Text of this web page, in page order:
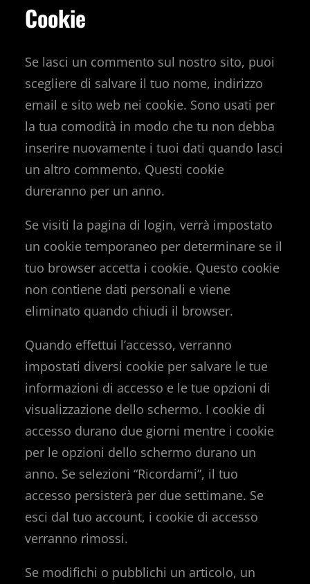
Cookie
Se lasci un commento sul nostro sito, puoi
scegliere di salvare il tuo nome, indirizzo
email e sito web nei cookie. Sono usati per
la tua comodità in modo che tu non debba
inserire nuovamente i tuoi dati quando lasci
un altro commento. Questi cookie
dureranno per un anno.
Se visiti la pagina di login, verrà impostato
un cookie temporaneo per determinare se il
tuo browser accetta i cookie. Questo cookie
non contiene dati personali e viene
eliminato quando chiudi il browser.
Quando effettui l’accesso, verranno
impostati diversi cookie per salvare le tue
informazioni di accesso e le tue opzioni di
visualizzazione dello schermo. I cookie di
accesso durano due giorni mentre i cookie
per le opzioni dello schermo durano un
anno. Se selezioni “Ricordami”, il tuo
accesso persisterà per due settimane. Se
esci dal tuo account, i cookie di accesso
verranno rimossi.
Se modifichi o pubblichi un articolo, un